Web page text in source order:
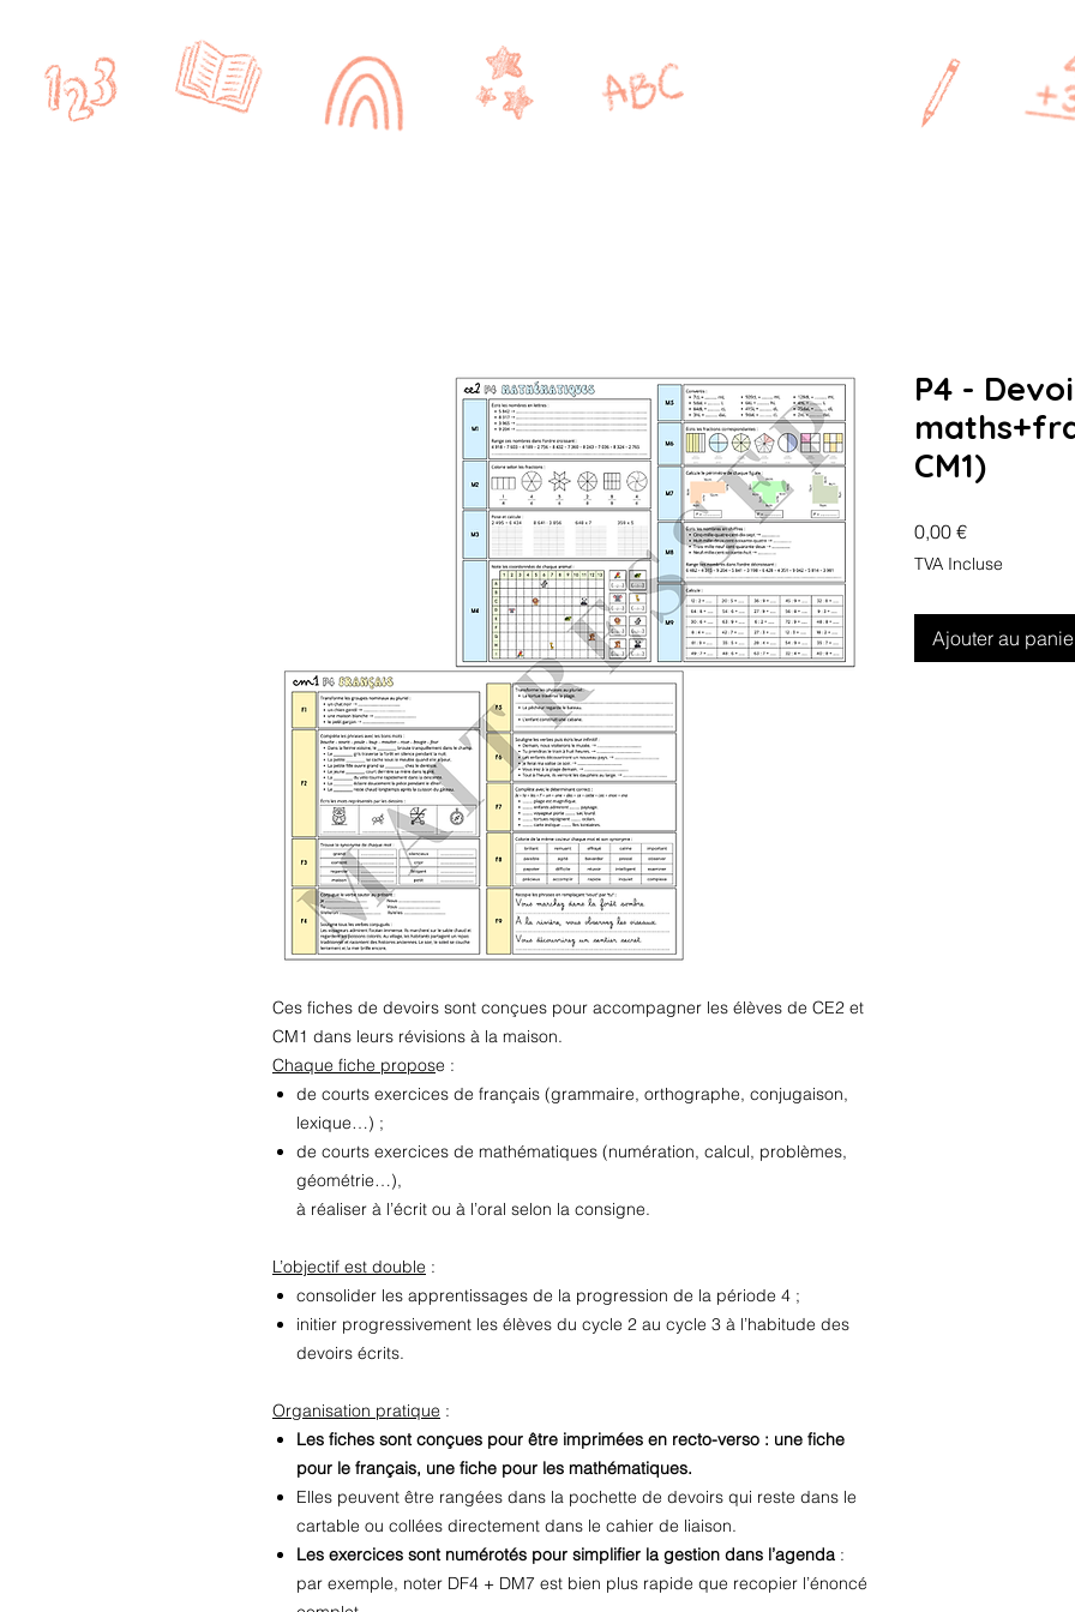
Ces fiches de devoirs sont conçues pour accompagner les élèves de CE2 et
CM1 dans leurs révisions à la maison.
Chaque fiche propose :
de courts exercices de français (grammaire, orthographe, conjugaison,
lexique…) ;
de courts exercices de mathématiques (numération, calcul, problèmes,
géométrie…),
à réaliser à l’écrit ou à l’oral selon la consigne.
L’objectif est double :
consolider les apprentissages de la progression de la période 4 ;
initier progressivement les élèves du cycle 2 au cycle 3 à l’habitude des
devoirs écrits.
Organisation pratique :
Les fiches sont conçues pour être imprimées en recto-verso : une fiche
pour le français, une fiche pour les mathématiques.
Elles peuvent être rangées dans la pochette de devoirs qui reste dans le
cartable ou collées directement dans le cahier de liaison.
Les exercices sont numérotés pour simplifier la gestion dans l’agenda :
par exemple, noter DF4 + DM7 est bien plus rapide que recopier l’énoncé
P4 -
CM1)
0,00 €Prix
TVA Incluse
Ajouter au